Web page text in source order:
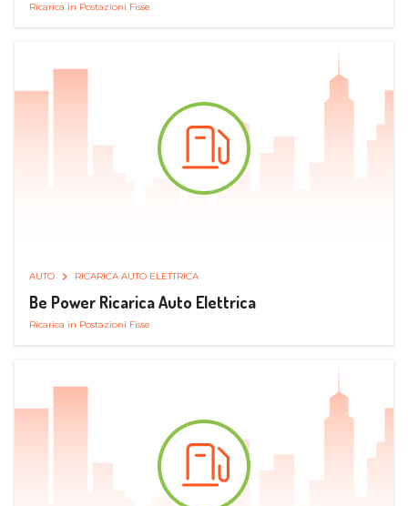
Ricarica in Postazioni Fisse
AUTO RICARICA AUTO ELETTRICA
Be Power Ricarica Auto Elettrica
Ricarica in Postazioni Fisse